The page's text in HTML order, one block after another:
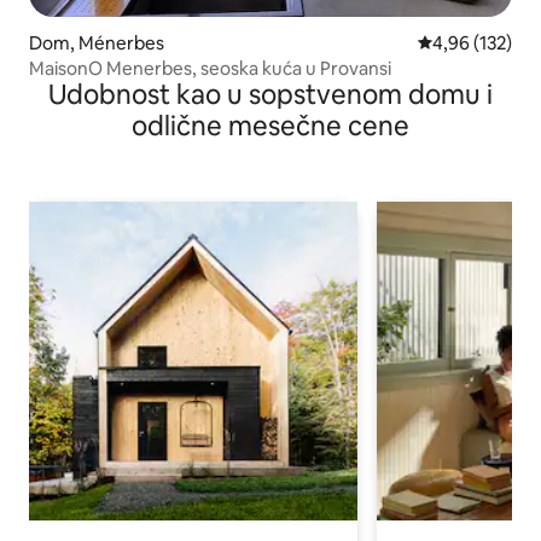
Dom, Ménerbes Prosečna
4,96 (132)
MaisonO Menerbes, seoska kuća u Provansi
Udobnost kao u sopstvenom domu i
odlične mesečne cene